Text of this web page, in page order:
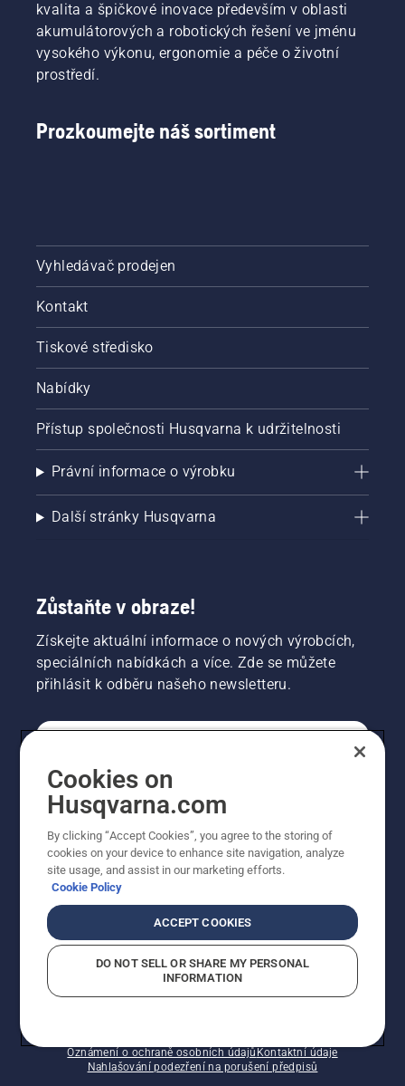
kvalita a špičkové inovace především v oblasti
akumulátorových a robotických řešení ve jménu
vysokého výkonu, ergonomie a péče o životní
prostředí.
Prozkoumejte náš sortiment
Vyhledávač prodejen
Kontakt
Tiskové středisko
Nabídky
Přístup společnosti Husqvarna k udržitelnosti
Právní informace o výrobku
Další stránky Husqvarna
Zůstaňte v obraze!
Získejte aktuální informace o nových výrobcích,
speciálních nabídkách a více. Zde se můžete
přihlásit k odběru našeho newsletteru.
PROFESIONÁLNÍ
Oznámení o ochraně osobních údajů Kontaktní údaje
Nahlašování podezření na porušení předpisů
Cookies on
Husqvarna.com
By clicking “Accept Cookies”, you agree to the storing of
cookies on your device to enhance site navigation, analyze
site usage, and assist in our marketing efforts.
Cookie Policy
ACCEPT COOKIES
DO NOT SELL OR SHARE MY PERSONAL
INFORMATION